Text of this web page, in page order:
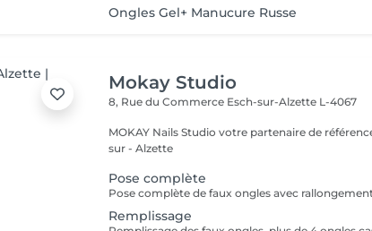
Ongles Gel+ Manucure Russe
Mokay Studio
8, Rue du Commerce Esch-sur-Alzette L-4067
MOKAY Nails Studio votre partenaire de
sur - Alzette
Pose complète
Pose complète de faux ongles avec
Remplissage